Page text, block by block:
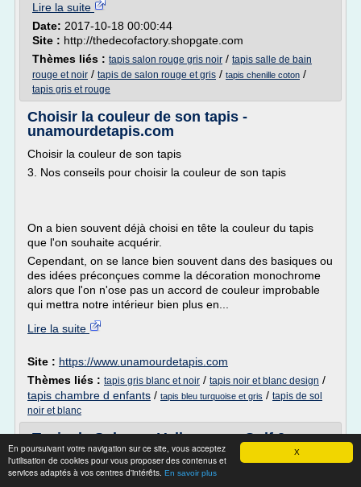
X
En poursuivant votre navigation sur ce site, vous acceptez
l'utilisation de cookies pour vous proposer des contenus et
services adaptés à vos centres d'intérêts. En savoir plus
Lire la suite
Date: 2017-10-18 00:00:44
Site : http://thedecofactory.shopgate.com
Thèmes liés : tapis salon rouge gris noir / tapis salle de bain
rouge et noir / tapis de salon rouge et gris / tapis chenille coton /
tapis gris et rouge
Choisir la couleur de son tapis -
unamourdetapis.com
Choisir la couleur de son tapis
3. Nos conseils pour choisir la couleur de son tapis
On a bien souvent déjà choisi en tête la couleur du tapis
que l'on souhaite acquérir.
Cependant, on se lance bien souvent dans des basiques ou
des idées préconçues comme la décoration monochrome
alors que l'on n'ose pas un accord de couleur improbable
qui mettra notre intérieur bien plus en...
Lire la suite
Site : https://www.unamourdetapis.com
Thèmes liés : tapis gris blanc et noir / tapis noir et blanc design /
tapis chambre d enfants / tapis bleu turquoise et gris / tapis de sol
noir et blanc
Tapis de Sol pour Volkswagen Golf 2 -
Tuning.fr / Neotuning
Notice Boitier additionnel